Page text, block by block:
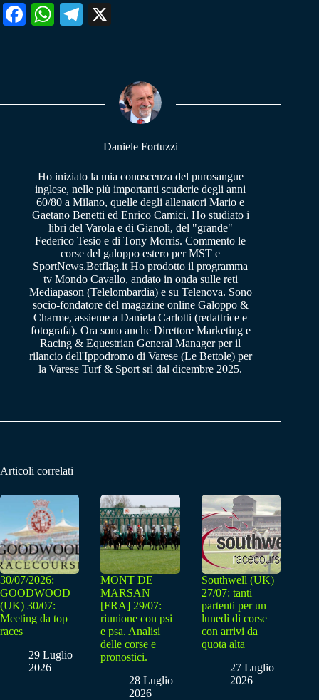
Fa W
pp
Te
m
Daniele Fortuzzi
Ho iniziato la mia conoscenza del purosangue
inglese, nelle più importanti scuderie degli anni
60/80 a Milano, quelle degli allenatori Mario e
Gaetano Benetti ed Enrico Camici. Ho studiato i
libri del Varola e di Gianoli, del "grande"
Federico Tesio e di Tony Morris. Commento le
corse del galoppo estero per MST e
SportNews.Betflag.it Ho prodotto il programma
tv Mondo Cavallo, andato in onda sulle reti
Mediapason (Telelombardia) e su Telenova. Sono
socio-fondatore del magazine online Galoppo &
Charme, assieme a Daniela Carlotti (redattrice e
fotografa). Ora sono anche Direttore Marketing e
Racing & Equestrian General Manager per il
rilancio dell'Ippodromo di Varese (Le Bettole) per
la Varese Turf & Sport srl dal dicembre 2025.
Articoli correlati
30/07/2026:
GOODWOOD
(UK) 30/07:
Meeting da top
races
29 Luglio
2026
MONT DE
MARSAN
[FRA] 29/07:
riunione con psi
e psa. Analisi
delle corse e
pronostici.
28 Luglio
2026
Southwell (UK)
27/07: tanti
partenti per un
lunedì di corse
con arrivi da
quota alta
27 Luglio
2026